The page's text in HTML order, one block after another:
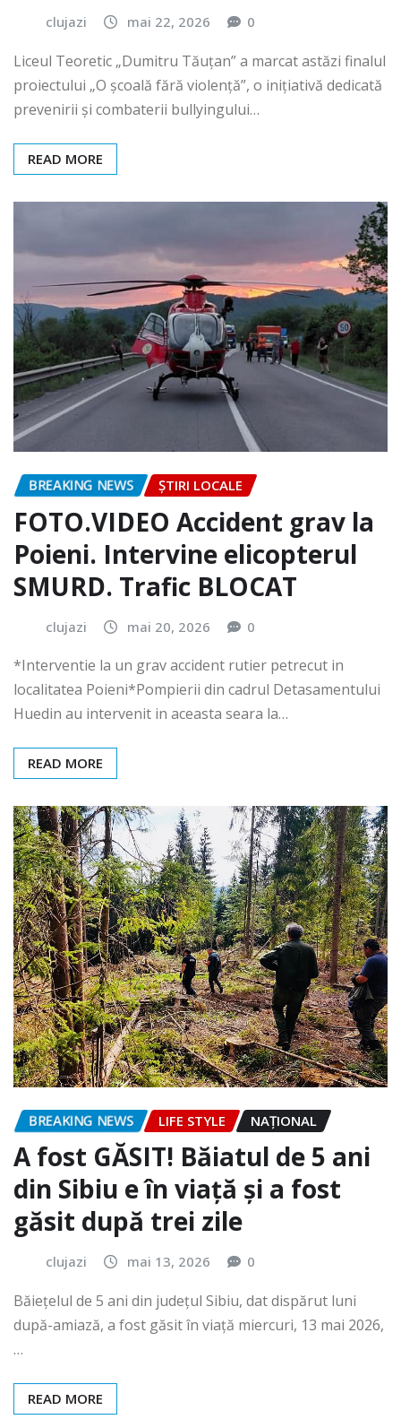
clujazi mai 22, 2026 0
Liceul Teoretic „Dumitru Tăuțan” a marcat astăzi finalul
proiectului „O școală fără violență”, o inițiativă dedicată
prevenirii și combaterii bullyingului…
READ MORE
BREAKING NEWS ȘTIRI LOCALE
FOTO.VIDEO Accident grav la
Poieni. Intervine elicopterul
SMURD. Trafic BLOCAT
clujazi mai 20, 2026 0
*Interventie la un grav accident rutier petrecut in
localitatea Poieni*Pompierii din cadrul Detasamentului
Huedin au intervenit in aceasta seara la…
READ MORE
BREAKING NEWS LIFE STYLE NAŢIONAL
A fost GĂSIT! Băiatul de 5 ani
din Sibiu e în viață și a fost
găsit după trei zile
clujazi mai 13, 2026 0
Băiețelul de 5 ani din județul Sibiu, dat dispărut luni
după-amiază, a fost găsit în viață miercuri, 13 mai 2026,
…
READ MORE